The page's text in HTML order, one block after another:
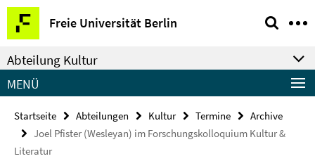
Springe
direkt
zu
Inhalt
Freie Universität Berlin
Service-
Navigation
Abteilung Kultur
MENÜ
Startseite Abteilungen Kultur Termine
Archive
Joel Pfister (Wesleyan) im Forschungskolloquium Kultur &
Literatur